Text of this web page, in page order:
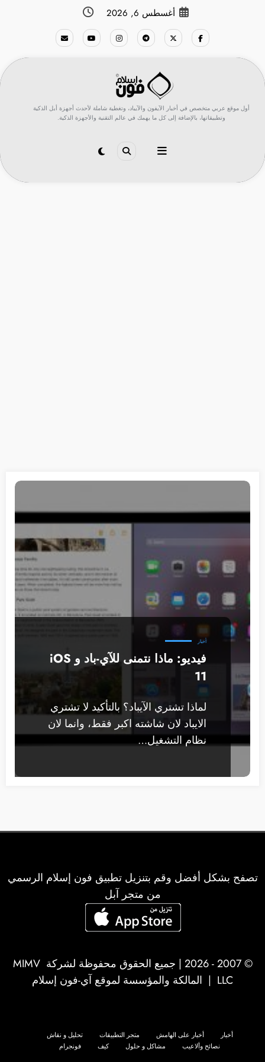
أغسطس 6, 2026
أول موقع عربي متخصص في أخبار الآيفون والآيباد، وتغطية شاملة لأحدث أجهزة أبل الذكية
وتطبيقاتها، بالإضافة إلى كل ما يهمك في عالم التقنية والأجهزة الذكية.
أخبار
فيديو: ماذا نتمنى للآي-باد و iOS
11
لماذا تشتري الآيباد؟ بالتأكيد لا تشتري
الايباد لان شاشته اكبر فقط، وانما لان
نظام التشغيل…
تصفح بشكل أفضل وقم بتنزيل تطبيق فون إسلام الرسمي
من متجر آبل
© 2007 - 2026 | جميع الحقوق محفوظة لشركة
MIMV
LLC | المالكة والمؤسسة لموقع آي-فون إسلام
أخبار أخبار على الهامش متجر التطبيقات
تحليل و نقاش
نصائح وألاعيب
مشاكل و حلول كيف فونجرام